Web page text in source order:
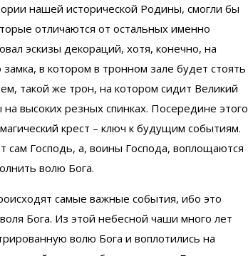
нашей исторической Родины, смогли бы
отличаются от остальных именно
эскизы декораций, хотя, конечно, на
в котором в тронном зале будет стоять
такой же трон, на котором сидит Великий
высоких резных спинках. Посередине этого
крест – ключ к будущим событиям.
сам Господь, а, воины Господа, воплощаются
волю Бога.
самые важные события, ибо это
Бога. Из этой небесной чаши много лет
волю Бога и воплотились на